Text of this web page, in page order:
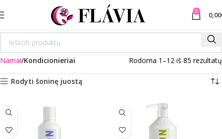
0 0,00
Namai Kondicionieriai Rodoma 1–12 iš 85 rezultatų
Rodyti šoninę juostą